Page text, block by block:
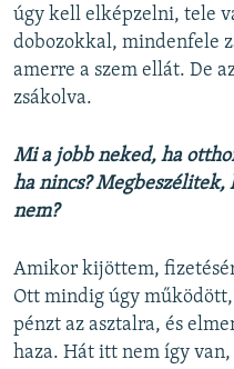
úgy kell elképzelni, tele
dobozokkal, mindenfele
amerre a szem ellát. De
zsákolva.
Mi a jobb neked, ha
ha nincs?
nem?
Amikor kijöttem,
Ott mindig úgy
pénzt az asztalra, és
haza. Hát itt nem így